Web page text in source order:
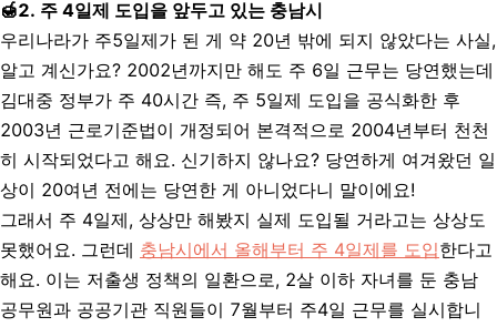
🍯2. 주 4일제 도입을 앞두고 있는 충남시
우리나라가 주5일제가 된 게 약 20년 밖에 되지 않았다는 사실,
알고 계신가요? 2002년까지만 해도 주 6일 근무는 당연했는데
김대중 정부가 주 40시간 즉, 주 5일제 도입을 공식화한 후
2003년 근로기준법이 개정되어 본격적으로 2004년부터 천천
히 시작되었다고 해요. 신기하지 않나요? 당연하게 여겨왔던 일
상이 20여년 전에는 당연한 게 아니었다니 말이에요!
그래서 주 4일제, 상상만 해봤지 실제 도입될 거라고는 상상도
못했어요. 그런데 충남시에서 올해부터 주 4일제를 도입한다고
해요. 이는 저출생 정책의 일환으로, 2살 이하 자녀를 둔 충남
공무원과 공공기관 직원들이 7월부터 주4일 근무를 실시합니